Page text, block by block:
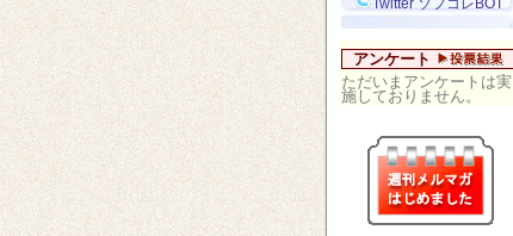
Twitter ソフコレBOT
アンケート
ただいまアンケートは実
施しておりません。